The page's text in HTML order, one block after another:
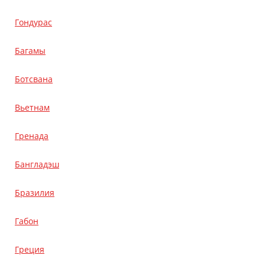
Гондурас
Багамы
Ботсвана
Вьетнам
Гренада
Бангладэш
Бразилия
Габон
Греция